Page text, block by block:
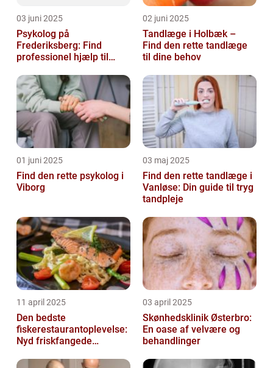
03 juni 2025
Psykolog på
Frederiksberg: Find
professionel hjælp til
02 juni 2025
Tandlæge i Holbæk –
Find den rette tandlæge
til dine behov
01 juni 2025
Find den rette psykolog i
Viborg
03 maj 2025
Find den rette tandlæge i
Vanløse: Din guide til tryg
tandpleje
11 april 2025
Den bedste
fiskerestaurantoplevelse:
Nyd friskfangede
03 april 2025
Skønhedsklinik Østerbro:
En oase af velvære og
behandlinger